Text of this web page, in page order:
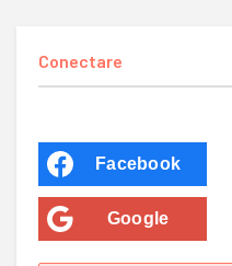
Conectare
Facebook
Google